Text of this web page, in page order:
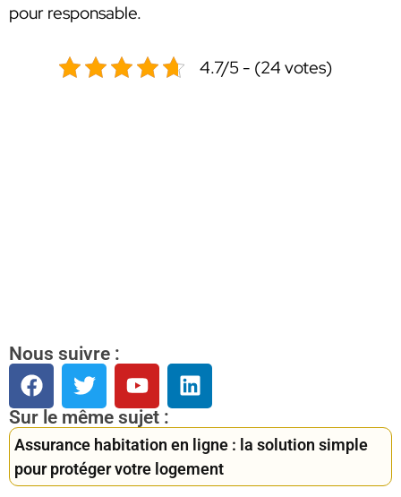
pour responsable.
4.7/5 - (24 votes)
Nous suivre :
Sur le même sujet :
Assurance habitation en ligne : la solution simple
pour protéger votre logement